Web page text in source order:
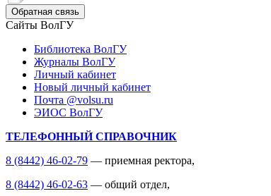
Обратная связь
Сайты ВолГУ
Библиотека ВолГУ
Журналы ВолГУ
Личный кабинет
Новый личный кабинет
Почта @volsu.ru
ЭИОС ВолГУ
ТЕЛЕФОННЫЙ СПРАВОЧНИК
8 (8442) 46-02-79 — приемная ректора,
8 (8442) 46-02-63 — общий отдел,